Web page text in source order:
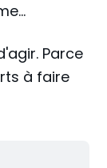
Parce
à faire